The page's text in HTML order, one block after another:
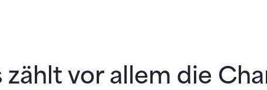
zählt vor allem die